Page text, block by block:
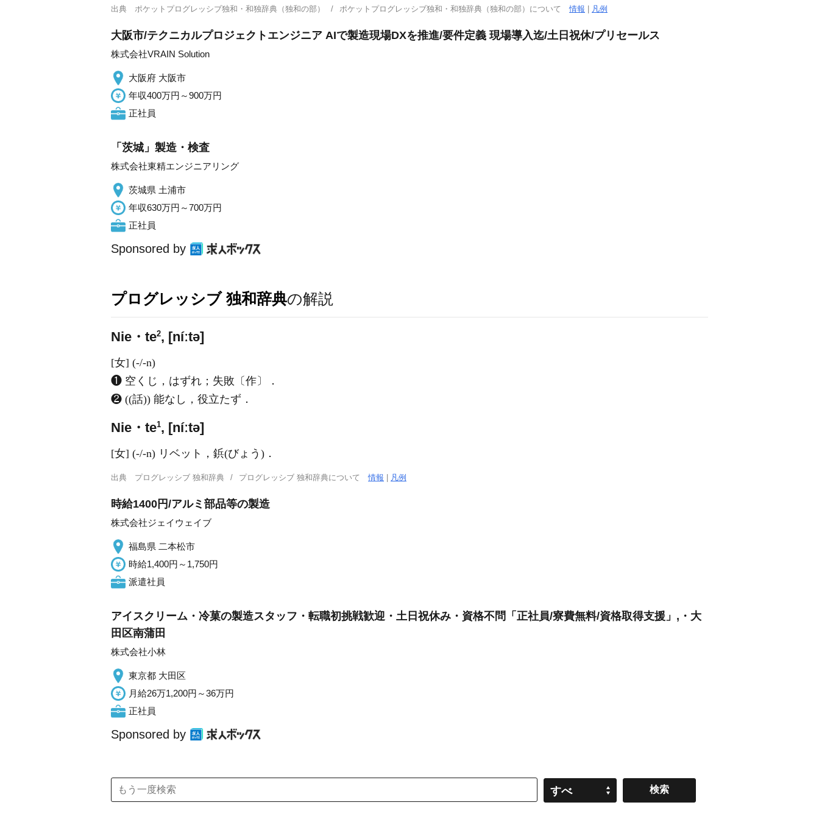
出典 ポケットプログレッシブ独和・和独辞典（独和の部） ポケットプログレッシブ独和・和独辞典（独和の部）について情報 凡例
大阪市/テクニカルプロジェクトエンジニア AIで製造現場DXを推進/要件定義 現場導入迄/土日祝休/プリセールス
株式会社VRAIN Solution
大阪府 大阪市
年収400万円～900万円
正社員
「茨城」製造・検査
株式会社東精エンジニアリング
茨城県 土浦市
年収630万円～700万円
正社員
Sponsored by
プログレッシブ 独和辞典の解説
Nie・te2, [níːtə]
[女] (-/-n)
❶ 空くじ，はずれ；失敗〔作〕．
❷ ((話)) 能なし，役立たず．
Nie・te1, [níːtə]
[女] (-/-n) リベット，鋲(びょう)．
出典 プログレッシブ 独和辞典 プログレッシブ 独和辞典について情報 | 凡例
時給1400円/アルミ部品等の製造
株式会社ジェイウェイブ
福島県 二本松市
時給1,400円～1,750円
派遣社員
アイスクリーム・冷菓の製造スタッフ・転職初挑戦歓迎・土日祝休み・資格不問「正社員/寮費無料/資格取得支援」,・大
田区南蒲田
株式会社小林
東京都 大田区
月給26万1,200円～36万円
正社員
Sponsored by
すべ